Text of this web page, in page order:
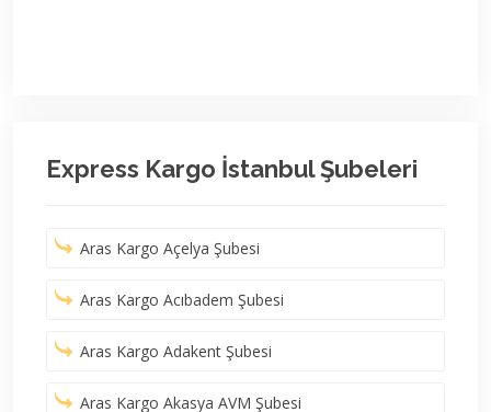
Express Kargo İstanbul Şubeleri
Aras Kargo Açelya Şubesi
Aras Kargo Acıbadem Şubesi
Aras Kargo Adakent Şubesi
Aras Kargo Akasya AVM Şubesi